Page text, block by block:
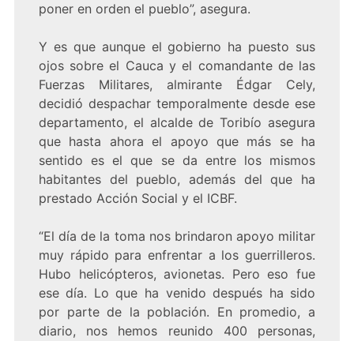
poner en orden el pueblo”, asegura.
Y es que aunque el gobierno ha puesto sus
ojos sobre el Cauca y el comandante de las
Fuerzas Militares, almirante Édgar Cely,
decidió despachar temporalmente desde ese
departamento, el alcalde de Toribío asegura
que hasta ahora el apoyo que más se ha
sentido es el que se da entre los mismos
habitantes del pueblo, además del que ha
prestado Acción Social y el ICBF.
“El día de la toma nos brindaron apoyo militar
muy rápido para enfrentar a los guerrilleros.
Hubo helicópteros, avionetas. Pero eso fue
ese día. Lo que ha venido después ha sido
por parte de la población. En promedio, a
diario, nos hemos reunido 400 personas,